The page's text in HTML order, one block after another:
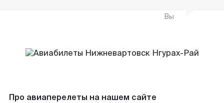
Вы
Про авиаперелеты на нашем сайте